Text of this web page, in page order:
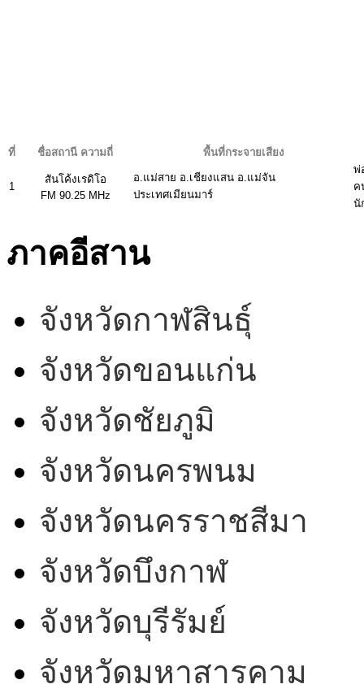
ที่ ชื่อสถานี ความถี่ พื้นที่กระจายเสียง
1
สันโค้งเรดิโอ
FM 90.25 MHz
อ.แม่สาย อ.เชียงแสน อ.แม่จัน
ประเทศเมียนมาร์
พ่
ค
นั
ภาคอีสาน
จังหวัดกาฬสินธุ์
จังหวัดขอนแก่น
จังหวัดชัยภูมิ
จังหวัดนครพนม
จังหวัดนครราชสีมา
จังหวัดบึงกาฬ
จังหวัดบุรีรัมย์
จังหวัดมหาสารคาม